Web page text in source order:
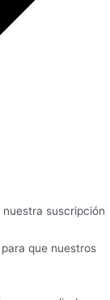
suscripción
para que nuestros